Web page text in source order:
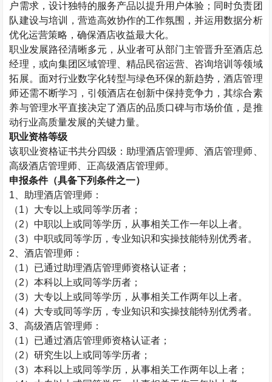
户需求，设计独特的服务产品以提升用户体验；同时负责团
队建设与培训，营造高效协作的工作氛围，并运用数据分析
优化运营策略，确保酒店收益最大化。
职业发展路径清晰多元，从业者可从部门主管晋升至酒店总
经理，或向集团区域管理、精品民宿运营、咨询培训等领域
拓展。面对行业数字化转型与绿色环保的新趋势，酒店管理
师还需不断学习，引领酒店在创新中保持竞争力，其综合素
养与管理水平直接决定了酒店的品质口碑与市场价值，是推
动行业高质量发展的关键力量。
职业资格等级
该职业资格证书共分四级：助理酒店管理师、酒店管理师、
高级酒店管理师、正高级酒店管理师。
申报条件（具备下列条件之一）
1 、助理酒店管理师：
（1）大专以上或同等学历者；
（2）中职以上或同等学历，从事相关工作一年以上者。
（3）中职或同等学历，专业知识和实操技能特别优秀者。
2 、酒店管理师：
（1）已通过助理酒店管理师资格认证者；
（2）本科以上或同等学历者；
（3）大专以上或同等学历，从事相关工作两年以上者。
（4）大专或同等学历，专业知识和实操技能特别优秀者。
3 、高级酒店管理师：
（1）已通过酒店管理师资格认证者；
（2）研究生以上或同等学历者；
（3）本科以上或同等学历，从事相关工作两年以上者；